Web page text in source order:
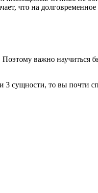
что на
важно научиться
3 сущности, то вы почти